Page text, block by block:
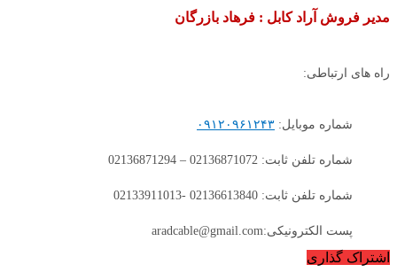
مدیر فروش آراد کابل : فرهاد بازرگان
راه های ارتباطی:
شماره موبایل: ۰۹۱۲۰۹۶۱۲۴۳
شماره تلفن ثابت: 02136871072 – 02136871294
شماره تلفن ثابت: 02136613840 -02133911013
پست الکترونیکی:aradcable@gmail.com
اشتراک گذاری